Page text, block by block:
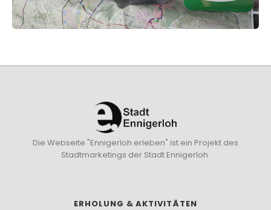
Die Webseite "Ennigerloh erleben" ist ein Projekt des
Stadtmarketings der Stadt Ennigerloh.
ERHOLUNG & AKTIVITÄTEN